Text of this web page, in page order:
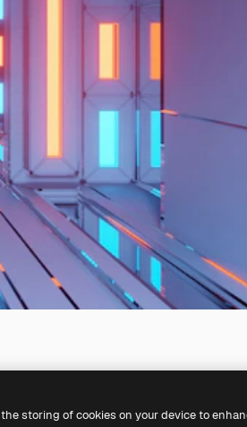
storing of cookies on your device to